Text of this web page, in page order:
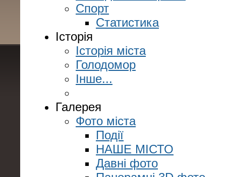
Спорт
Статистика
Історія
Історія міста
Голодомор
Інше...
Галерея
Фото міста
Події
НАШЕ МІСТО
Давні фото